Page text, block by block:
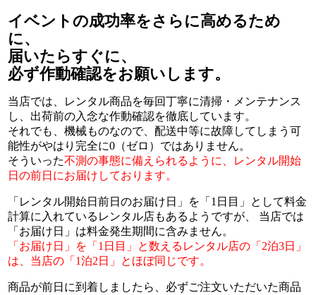
イベントの成功率をさらに高めるため
に、
届いたらすぐに、
必ず作動確認をお願いします。
当店では、レンタル商品を毎回丁寧に清掃・メンテナンス
し、出荷前の入念な作動確認を徹底しています。
それでも、機械ものなので、配送中等に故障してしまう可
能性がやはり完全に0（ゼロ）ではありません。
そういった不測の事態に備えられるように、レンタル開始
日の前日にお届けしております。
「レンタル開始日前日のお届け日」を「1日目」として料金
計算に入れているレンタル店もあるようですが、 当店では
「お届け日」は料金発生期間に含みません。
「お届け日」を「1日目」と数えるレンタル店の「2泊3日」
は、当店の「1泊2日」とほぼ同じです。
商品が前日に到着しましたら、必ずご注文いただいた商品